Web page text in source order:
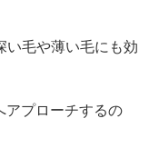
い毛や薄い毛にも効
アプローチするの